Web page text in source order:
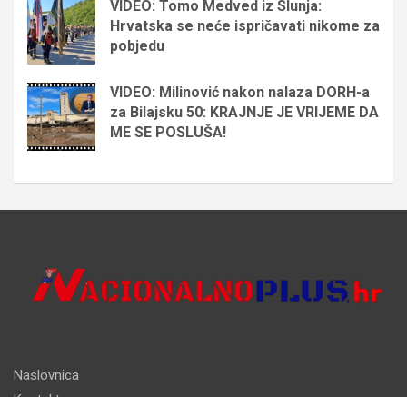
VIDEO: Tomo Medved iz Slunja:
Hrvatska se neće ispričavati nikome za
pobjedu
VIDEO: Milinović nakon nalaza DORH-a
za Bilajsku 50: KRAJNJE JE VRIJEME DA
ME SE POSLUŠA!
Naslovnica